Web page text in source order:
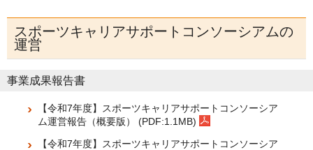
スポーツキャリアサポートコンソーシアムの
運営
事業成果報告書
【令和7年度】スポーツキャリアサポートコンソーシア
ム運営報告（概要版） (PDF:1.1MB)
【令和7年度】スポーツキャリアサポートコンソーシア